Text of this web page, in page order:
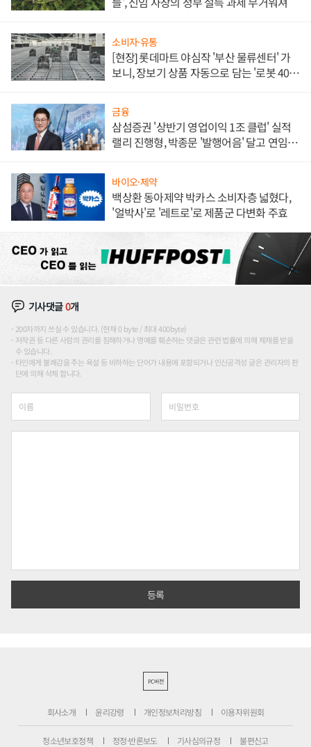
소비자·유통
[현장] 롯데마트 야심작 '부산 물류센터' 가
보니, 장보기 상품 자동으로 담는 '로봇 400
금융
삼섬증권 '상반기 영업이익 1조 클럽' 실적
랠리 진행형, 박종문 '발행어음' 달고 연임 향
바이오·제약
백상환 동아제약 박카스 소비자층 넓혔다,
'얼박사'로 '레트로'로 제품군 다변화 주효
기사댓글0개
200자까지 쓰실 수 있습니다. (현재 0 byte / 최대 400byte)
저작권 등 다른 사람의 권리를 침해하거나 명예를 훼손하는 댓글은 관련 법률에 의해 제재를 받을
수 있습니다.
타인에게 불쾌감을 주는 욕설 등 비하하는 단어가 내용에 포함되거나 인신공격성 글은 관리자의 판
단에 의해 삭제 합니다.
PC버전
회사소개 윤리강령 개인정보처리방침 이용자위원회
청소년보호정책 정정·반론보도 기사심의규정 불편신고